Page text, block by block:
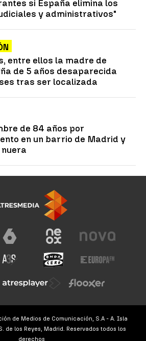
si España elimina los
y administrativos"
entre ellos la madre de
de 5 años desaparecida
tras ser localizada
de 84 años por
en un barrio de Madrid y
de Medios de Comunicación, S.A - A. Isla
de los Reyes, Madrid. Reservados todos los
derechos